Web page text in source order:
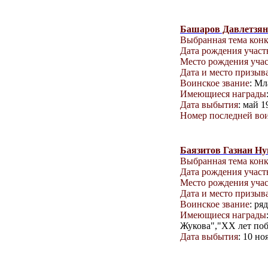
Башаров
Выбранная тема
Дата рождения
Место рождения
Дата и место
Воинское звание:
Имеющиеся награды
Дата выбытия: май
Номер последней
Баязитов Газнан
Выбранная тема
Дата рождения
Место рождения
Дата и место
Воинское звание:
Имеющиеся награды
Жукова","ХХ лет
Дата выбытия: 10